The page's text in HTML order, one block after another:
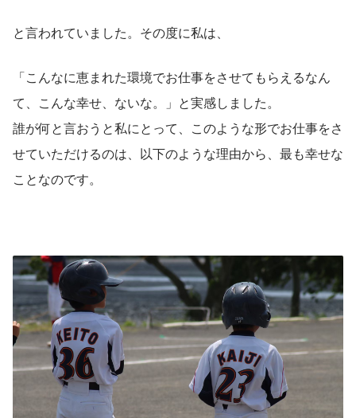
と言われていました。その度に私は、
「こんなに恵まれた環境でお仕事をさせてもらえるなん
て、こんな幸せ、ないな。」と実感しました。
誰が何と言おうと私にとって、このような形でお仕事をさ
せていただけるのは、以下のような理由から、最も幸せな
ことなのです。